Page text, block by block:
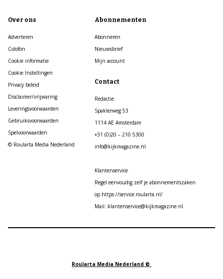
Over ons
Adverteren
Colofon
Cookie informatie
Cookie Instellingen
Privacy beleid
Disclaimer/vrijwaring
Leveringsvoorwaarden
Gebruiksvoorwaarden
Spelvoorwaarden
© Roularta Media Nederland
Abonnementen
Abonneren
Nieuwsbrief
Mijn account
Contact
Redactie
Spaklerweg 53
1114 AE Amsterdam
+31 (0)20 – 210 5300
info@kijkmagazine.nl
Klantenservice
Regel eenvoudig zelf je abonnementszaken
op https://service.roularta.nl/
Mail: klantenservice@kijkmagazine.nl
Roularta Media Nederland ©